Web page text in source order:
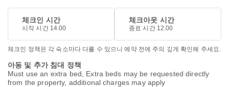
체크인 시간
시작 시간 14.00
체크아웃 시간
종료 시간 12.00
체크인 정책은 각 숙소마다 다를 수 있으니 예약 전에 주의 깊게 확인해 주세요.
아동 및 추가 침대 정책
Must use an extra bed, Extra beds may be requested directly
from the property, additional charges may apply